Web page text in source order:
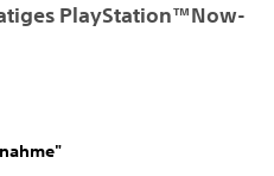
PlayStation™Now-